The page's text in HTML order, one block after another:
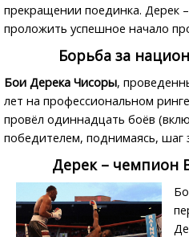
прекращении поединка. Дерек
проложить успешное начало
Борьба за
Бои Дерека Чисоры,
лет на профессиональном
провёл одиннадцать боёв
победителем, поднимаясь, шаг
Дерек – чемпион